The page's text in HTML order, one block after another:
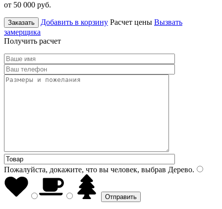
от 50 000 руб.
Заказать Добавить в корзину Расчет цены Вызвать
замерщика
Получить расчет
Пожалуйста, докажите, что вы человек, выбрав Дерево.